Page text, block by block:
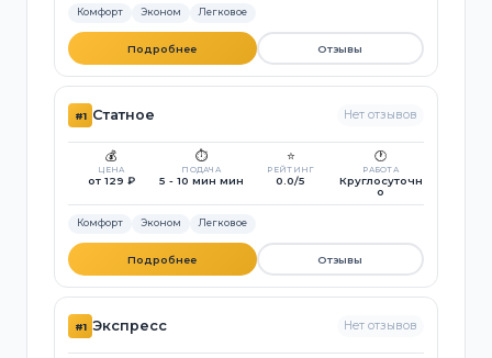
Комфорт Эконом Легковое
Подробнее Отзывы
#1 Статное Нет отзывов
💰
ЦЕНА
от 129 ₽
⏱️
ПОДАЧА
5 - 10 мин мин
⭐
РЕЙТИНГ
0.0/5
🕐
РАБОТА
Круглосуточн
о
Комфорт Эконом Легковое
Подробнее Отзывы
#1 Экспресс Нет отзывов